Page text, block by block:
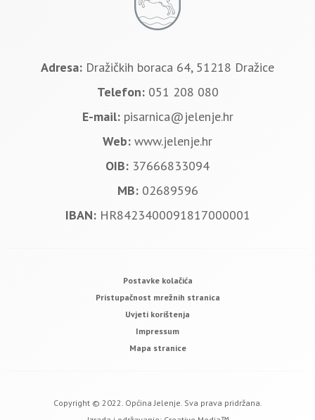
Adresa: Dražičkih boraca 64, 51218 Dražice
Telefon: 051 208 080
E-mail: pisarnica@jelenje.hr
Web: www.jelenje.hr
OIB: 37666833094
MB: 02689596
IBAN: HR8423400091817000001
Postavke kolačića
Pristupačnost mrežnih stranica
Uvjeti korištenja
Impressum
Mapa stranice
Copyright © 2022. Općina Jelenje. Sva prava pridržana.